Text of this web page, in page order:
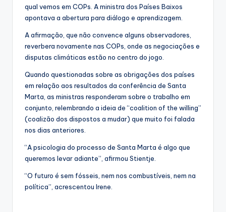
qual vemos em COPs. A ministra dos Países Baixos
apontava a abertura para diálogo e aprendizagem.
A afirmação, que não convence alguns observadores,
reverbera novamente nas COPs, onde as negociações e
disputas climáticas estão no centro do jogo.
Quando questionadas sobre as obrigações dos países
em relação aos resultados da conferência de Santa
Marta, as ministras responderam sobre o trabalho em
conjunto, relembrando a ideia de “coalition of the willing”
(coalizão dos dispostos a mudar) que muito foi falada
nos dias anteriores.
“A psicologia do processo de Santa Marta é algo que
queremos levar adiante”, afirmou Stientje.
“O futuro é sem fósseis, nem nos combustíveis, nem na
política”, acrescentou Irene.